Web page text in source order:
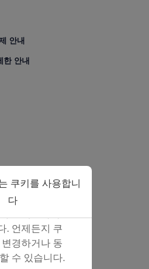
안내
한 안내
쿠키를 사용합니
다
팅 쿠키를 사
사의 마케팅
하고 (ii) 당사
쿠키를 배치
의 인터넷 활
가 고객님의
릭해서 모든 마
포에 동의합
’을 클릭해서
. 언제든지 쿠
경하거나 동
수 있습니다.